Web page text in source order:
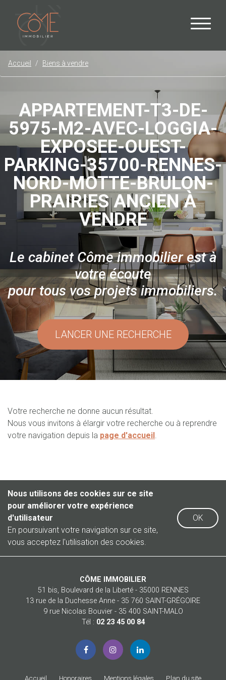
APPARTEMENT-T3-DE-
5975-M2-AVEC-LOGGIA-
EXPOSEE-OUEST-
PARKING-35700-RENNES-
NORD-MOTTE-BRULON-
PRAIRIES ANCIEN À
VENDRE
Le cabinet Côme immobilier est à
votre écoute
pour tous vos projets immobiliers.
LANCER UNE RECHERCHE
Accueil Biens à vendre
Votre recherche ne donne aucun résultat.
Nous vous invitons à élargir votre recherche ou à reprendre
votre navigation depuis la page d'accueil.
Nous utilisons des cookies sur ce site
pour améliorer votre expérience
d'utilisateur
En poursuivant votre navigation sur ce site,
vous acceptez l'utilisation des cookies.
OK
CÔME IMMOBILIER
51 bis, Boulevard de la Liberté - 35000 RENNES
13 rue de la Duchesse Anne - 35 760 SAINT-GRÉGOIRE
9 rue Nicolas Bouvier - 35 400 SAINT-MALO
Tél : 02 23 45 00 84
Accueil Honoraires Mentions légales Plan du site